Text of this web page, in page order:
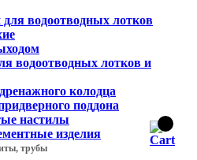
водоотводных лотков
водоотводных лотков и
колодца
поддона
настилы
изделия
трубы